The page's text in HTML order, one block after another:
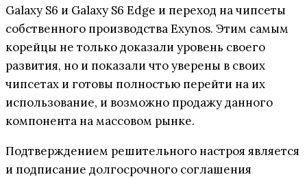
Galaxy S6 и Galaxy S6 Edge и переход на чипсеты
собственного производства Exynos. Этим самым
корейцы не только доказали уровень своего
развития, но и показали что уверены в своих
чипсетах и готовы полностью перейти на их
использование, и возможно продажу данного
компонента на массовом рынке.
Подтверждением решительного настроя является
и подписание долгосрочного соглашения